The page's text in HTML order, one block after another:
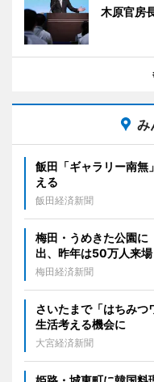
木原官房
み
飯田「ギャラリー南
える
飯田経済新聞
梅田・うめきた公園
出、昨年は50万人来場
梅田経済新聞
さいたまで「はちみ
生活考える機会に
大宮経済新聞